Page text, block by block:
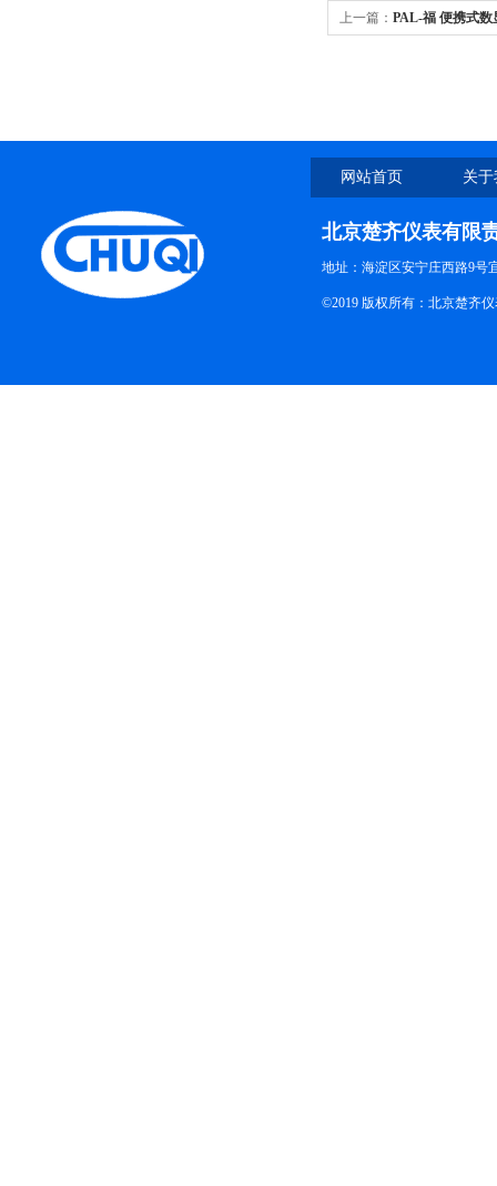
上一篇： PAL-福 便携式数
网站首页 关
北京楚齐仪表有限
地址：海淀区安宁庄西路9号
©2019 版权所有：北京楚齐